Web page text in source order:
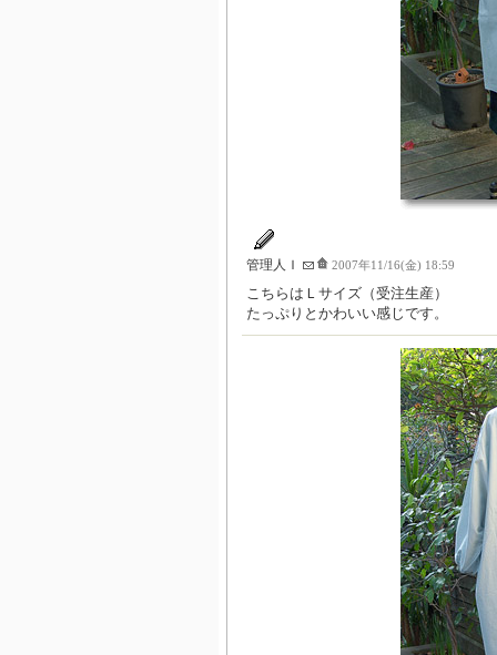
管理人Ｉ 2007年11/16(金) 18:59
こちらはＬサイズ（受注生産）
たっぷりとかわいい感じです。